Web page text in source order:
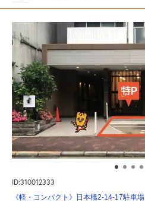
ID:310012333
《軽・コンパクト》日本橋2-14-17駐車場